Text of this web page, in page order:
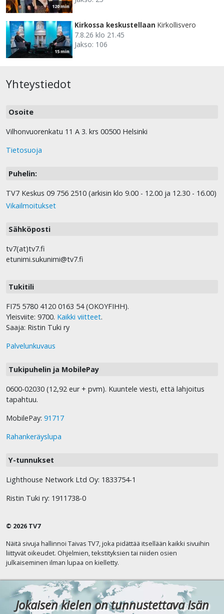
120 min
15 min
Kirkossa keskustellaan Kirkollisvero
7.8.26 klo 21.45
Jakso: 106
Yhteystiedot
Osoite
Vilhonvuorenkatu 11 A 3. krs 00500 Helsinki
Tietosuoja
Puhelin:
TV7 Keskus 09 756 2510 (arkisin klo 9.00 - 12.00 ja 12.30 - 16.00)
Vikailmoitukset
Sähköposti
tv7(at)tv7.fi
etunimi.sukunimi@tv7.fi
Tukitili
FI75 5780 4120 0163 54 (OKOYFIHH).
Yleisviite: 9700. Kaikki viitteet.
Saaja: Ristin Tuki ry
Palvelunkuvaus
Tukipuhelin ja MobilePay
0600-02030 (12,92 eur + pvm). Kuuntele viesti, että lahjoitus
tapahtuu.
MobilePay: 91717
Rahankeräyslupa
Y-tunnukset
Lighthouse Network Ltd Oy: 1833754-1
Ristin Tuki ry: 1911738-0
© 2026 TV7
Näitä sivuja hallinnoi Taivas TV7, joka pidättää itsellään kaikki sivuihin
liittyvät oikeudet. Ohjelmien, tekstityksien tai niiden osien
julkaiseminen ilman lupaa on kielletty.
Jokaisen kielen on tunnustettava Isän